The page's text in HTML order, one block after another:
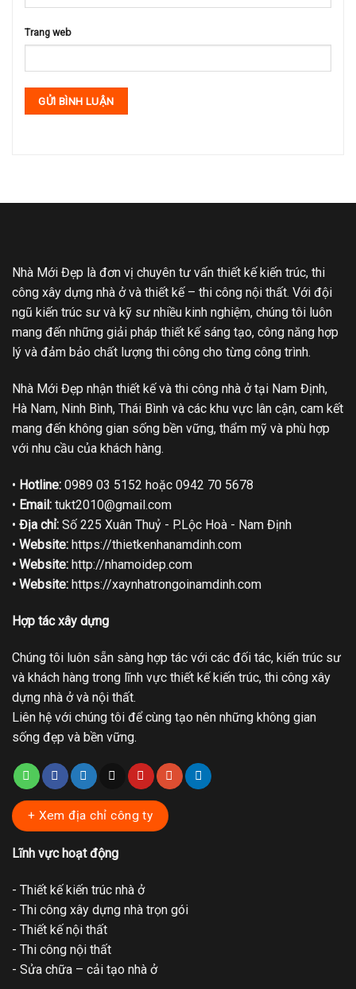
Trang web
Nhà Mới Đẹp là đơn vị chuyên tư vấn thiết kế kiến trúc, thi
công xây dựng nhà ở và thiết kế – thi công nội thất. Với đội
ngũ kiến trúc sư và kỹ sư nhiều kinh nghiệm, chúng tôi luôn
mang đến những giải pháp thiết kế sáng tạo, công năng hợp
lý và đảm bảo chất lượng thi công cho từng công trình.
Nhà Mới Đẹp nhận thiết kế và thi công nhà ở tại Nam Định,
Hà Nam, Ninh Bình, Thái Bình và các khu vực lân cận, cam kết
mang đến không gian sống bền vững, thẩm mỹ và phù hợp
với nhu cầu của khách hàng.
• Hotline: 0989 03 5152 hoặc 0942 70 5678
• Email: tukt2010@gmail.com
• Địa chỉ: Số 225 Xuân Thuỷ - P.Lộc Hoà - Nam Định
• Website: https://thietkenhanamdinh.com
• Website: http://nhamoidep.com
• Website: https://xaynhatrongoinamdinh.com
Hợp tác xây dựng
Chúng tôi luôn sẵn sàng hợp tác với các đối tác, kiến trúc sư
và khách hàng trong lĩnh vực thiết kế kiến trúc, thi công xây
dựng nhà ở và nội thất.
Liên hệ với chúng tôi để cùng tạo nên những không gian
sống đẹp và bền vững.
+ Xem địa chỉ công ty
Lĩnh vực hoạt động
- Thiết kế kiến trúc nhà ở
- Thi công xây dựng nhà trọn gói
- Thiết kế nội thất
- Thi công nội thất
- Sửa chữa – cải tạo nhà ở